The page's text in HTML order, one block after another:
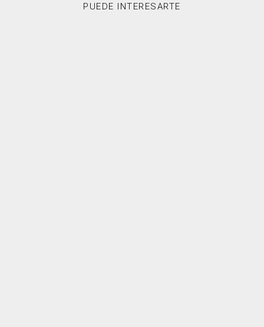
PUEDE INTERESARTE